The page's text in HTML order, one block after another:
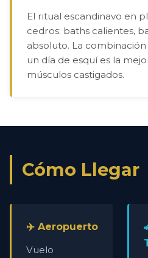
El ritual escandinavo en
cedros: baths calientes,
absoluto. La
un día de esquí es la
músculos castigados.
Cómo Llegar
✈️ Aeropuerto
Vuelo